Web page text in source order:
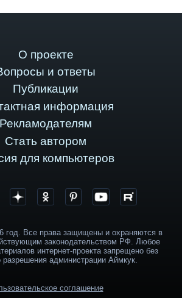
О проекте
и ответы
Публикации
информация
Рекламодателям
Стать автором
для компьютеров
год. Все права защищены и охраняются в
законодательством РФ. Любое
интернет-проекта запрещено без
разрешения администрации Аймкук.
соглашение